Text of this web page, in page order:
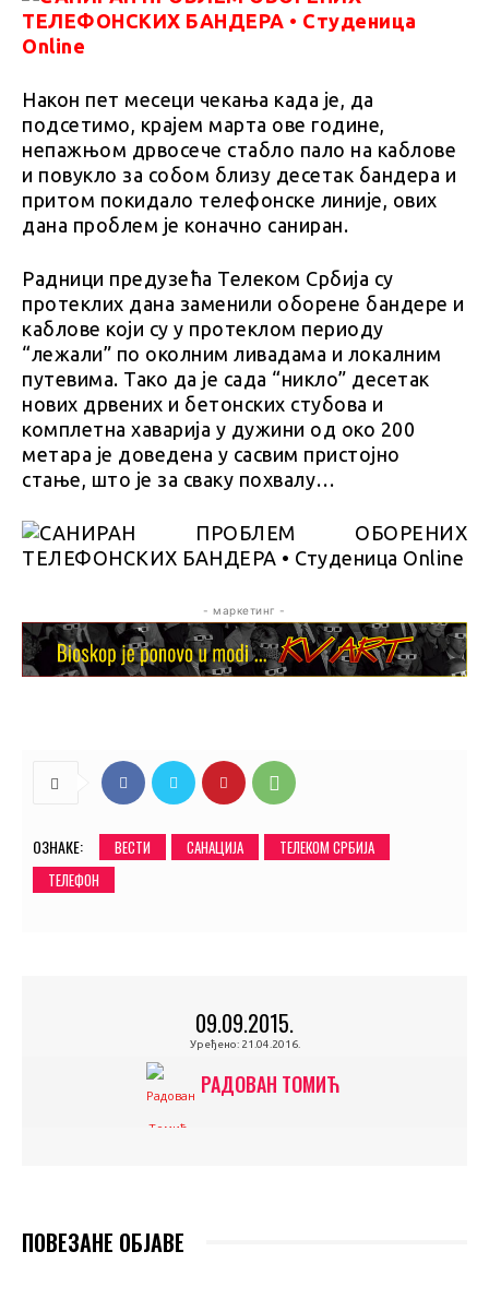
Након пет месеци чекања када је, да
подсетимо, крајем марта ове године,
непажњом дрвосече стабло пало на каблове
и повукло за собом близу десетак бандера и
притом покидало телефонске линије, ових
дана проблем је коначно саниран.
Радници предузећа Телеком Србија су
протеклих дана заменили оборене бандере и
каблове који су у протеклом периоду
“лежали” по околним ливадама и локалним
путевима. Тако да је сада “никло” десетак
нових дрвених и бетонских стубова и
комплетна хаварија у дужини од око 200
метара је доведена у сасвим пристојно
стање, што је за сваку похвалу…
- маркетинг -
ОЗНАКЕ: ВЕСТИ САНАЦИЈА
ТЕЛЕКОМ СРБИЈА
ТЕЛЕФОН
09.09.2015.
Уређено: 21.04.2016.
РАДОВАН ТОМИЋ
ПОВЕЗАНЕ ОБЈАВЕ